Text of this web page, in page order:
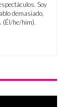
Soy
demasiado,
(Él/he/him).